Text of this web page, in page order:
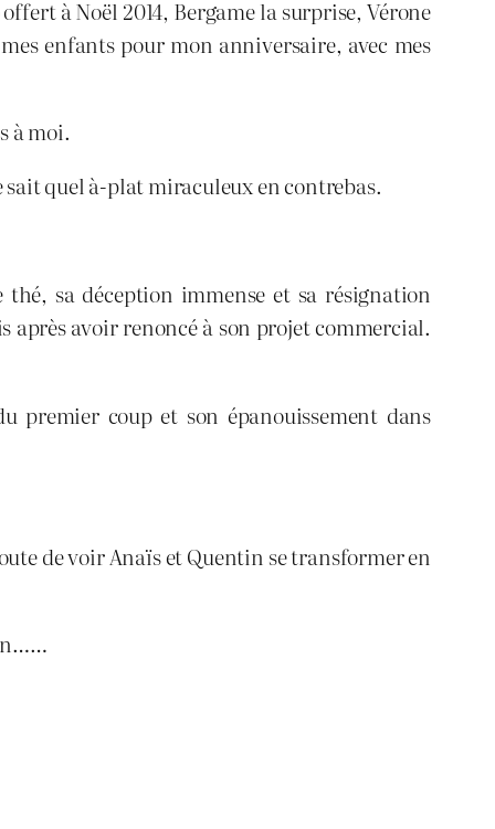
à Noël 2014, Bergame la surprise, Vérone
enfants pour mon anniversaire, avec mes
à moi.
sait quel à-plat miraculeux en contrebas.
sa déception immense et sa résignation
avoir renoncé à son projet commercial.
premier coup et son épanouissement dans
de voir Anaïs et Quentin se transformer en